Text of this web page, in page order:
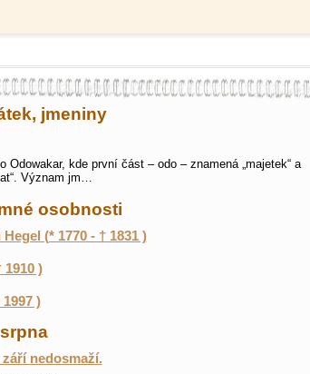
jmeniny
Odowakar, kde první část – odo – znamená „majetek“ a
Význam jm…
osobnosti
(* 1770 - † 1831 )
1910 )
1997 )
nedosmaží.